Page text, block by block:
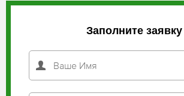
Заполните заявку